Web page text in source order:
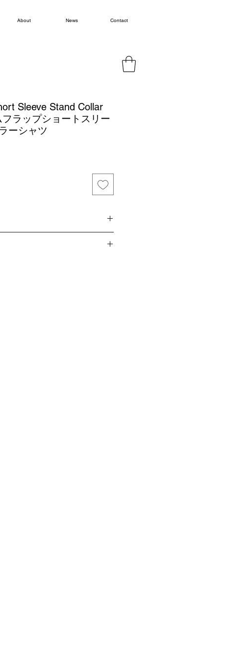
About News Contact
Sleeve Stand Collar
ラップショートスリー
ーシャツ
100% コットン 100%